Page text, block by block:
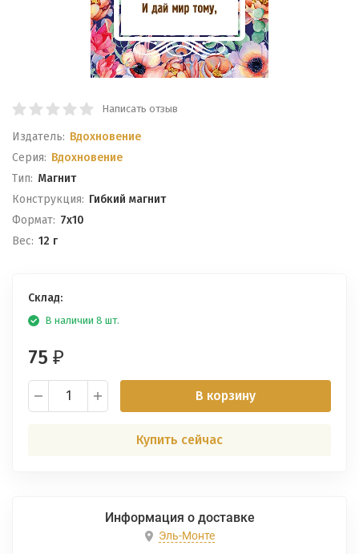
Написать отзыв
Издатель: Вдохновение
Серия: Вдохновение
Тип: Магнит
Конструкция: Гибкий магнит
Формат: 7x10
Вес: 12 г
Склад:
В наличии 8 шт.
75 ₽
В корзину
Купить сейчас
Информация о доставке
Эль-Монте